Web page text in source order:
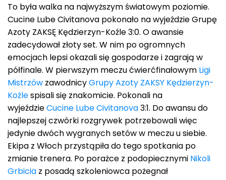
To była walka na najwyższym światowym poziomie.
Cucine Lube Civitanova pokonało na wyjeździe Grupę
Azoty ZAKSĘ Kędzierzyn-Koźle 3:0. O awansie
zadecydował złoty set. W nim po ogromnych
emocjach lepsi okazali się gospodarze i zagrają w
półfinale. W pierwszym meczu ćwierćfinałowym Ligi
Mistrzów zawodnicyGrupy Azoty ZAKSY Kędzierzyn-
Koźlespisali się znakomicie. Pokonali na
wyjeździeCucine Lube Civitanova3:1. Do awansu do
najlepszej czwórki rozgrywek potrzebowali więc
jedynie dwóch wygranych setów w meczu u siebie.
Ekipa z Włoch przystąpiła do tego spotkania po
zmianie trenera. Po porażce z podopiecznymi Nikoli
Grbicia z posadą szkoleniowca pożegnał